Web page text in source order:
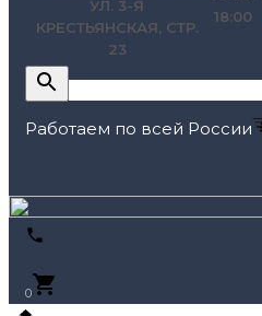
УЛ. 3-Я
КРЕСТЬЯНСКАЯ, СТР.
23
18:00
Работаем по всей России
0